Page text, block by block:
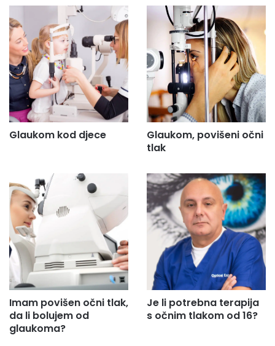
a
d
r
e
s
u
.
.
.
Glaukom kod djece
Glaukom, povišeni očni
tlak
Imam povišen očni tlak,
da li bolujem od
glaukoma?
Je li potrebna terapija
s očnim tlakom od 16?